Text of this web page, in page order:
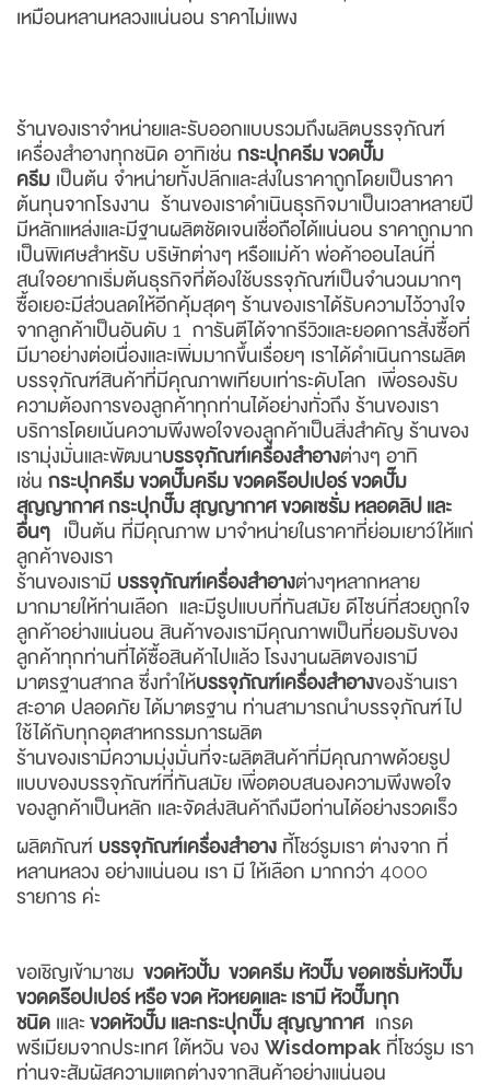
เหมือนหลานหลวงแน่นอน ราคาไม่แพง
ร้านของเราจำหน่ายและรับออกแบบรวมถึงผลิตบรรจุภัณฑ์
เครื่องสำอางทุกชนิด อาทิเช่น กระปุกครีมขวดปั๊ม
ครีม เป็นต้น จำหน่ายทั้งปลีกและส่งในราคาถูกโดยเป็นราคา
ต้นทุนจากโรงงาน ร้านของเราดำเนินธุรกิจมาเป็นเวลาหลายปี
มีหลักแหล่งและมีฐานผลิตชัดเจนเชื่อถือได้แน่นอน ราคาถูกมาก
เป็นพิเศษสำหรับ บริษัทต่างๆ หรือแม่ค้า พ่อค้าออนไลน์ที่
สนใจอยากเริ่มต้นธุรกิจที่ต้องใช้บรรจุภัณฑ์เป็นจำนวนมากๆ
ซื้อเยอะมีส่วนลดให้อีกคุ้มสุดๆ ร้านของเราได้รับความไว้วางใจ
จากลูกค้าเป็นอันดับ 1 การันตีได้จากรีวิวและยอดการสั่งซื้อที่
มีมาอย่างต่อเนื่องและเพิ่มมากขึ้นเรื่อยๆ เราได้ดำเนินการผลิต
บรรจุภัณฑ์สินค้าที่มีคุณภาพเทียบเท่าระดับโลก เพื่อรองรับ
ความต้องการของลูกค้าทุกท่านได้อย่างทั่วถึง ร้านของเรา
บริการโดยเน้นความพึงพอใจของลูกค้าเป็นสิ่งสำคัญ ร้านของ
เรามุ่งมั่นและพัฒนาบรรจุภัณฑ์เครื่องสำอางต่างๆ อาทิ
เช่น กระปุกครีมขวดปั๊มครีม ขวดดร๊อปเปอร์ ขวดปั๊ม
สุญญากาศ กระปุกปั๊ม สุญญากาศ ขวดเซรั่ม หลอดลิป และ
อื่นๆ เป็นต้น ที่มีคุณภาพ มาจำหน่ายในราคาที่ย่อมเยาว์ให้แก่
ลูกค้าของเรา
ร้านของเรามี บรรจุภัณฑ์เครื่องสำอางต่างๆหลากหลาย
มากมายให้ท่านเลือก และมีรูปแบบที่ทันสมัย ดีไซน์ที่สวยถูกใจ
ลูกค้าอย่างแน่นอน สินค้าของเรามีคุณภาพเป็นที่ยอมรับของ
ลูกค้าทุกท่านที่ได้ซื้อสินค้าไปแล้ว โรงงานผลิตของเรามี
มาตรฐานสากล ซึ่งทำให้บรรจุภัณฑ์เครื่องสำอางของร้านเรา
สะอาด ปลอดภัย ได้มาตรฐาน ท่านสามารถนำบรรจุภัณฑ์ไป
ใช้ได้กับทุกอุตสาหกรรมการผลิต
ร้านของเรามีความมุ่งมั่นที่จะผลิตสินค้าที่มีคุณภาพด้วยรูป
แบบของบรรจุภัณฑ์ที่ทันสมัย เพื่อตอบสนองความพึงพอใจ
ของลูกค้าเป็นหลัก และจัดส่งสินค้าถึงมือท่านได้อย่างรวดเร็ว
ผลิตภัณฑ์ บรรจุภัณฑ์เครื่องสำอาง ที้โชว์รูมเรา ต่างจาก ที่
หลานหลวง อย่างแน่นอน เรา มี ให้เลือก มากกว่า 4000
รายการ ค่ะ
ขอเชิญเข้ามาชม ขวดหัวปั้ม ขวดครีม หัวปั๊ม ขอดเซรั่มหัวปั๊ม
ขวดดร๊อปเปอร์ หรือ ขวด หัวหยดและ เรามี หัวปั๊มทุก
ชนิด เและขวดหัวปั๊ม และกระปุกปั๊ม สุญญากาศ เกรด
พรีเมียมจากประเทศ ใต้หวัน ของ Wisdompak ที่โชว์รูม เรา
ท่านจะสัมผัสความแตกต่างจากสินค้าอย่างแน่นอน